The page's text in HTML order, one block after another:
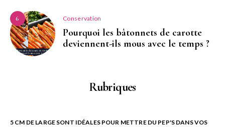
6 Conservation
Pourquoi les bâtonnets de carotte
deviennent-ils mous avec le temps ?
Rubriques
5 CM DE LARGE SONT IDÉALES POUR METTRE DU PEP'S DANS VOS